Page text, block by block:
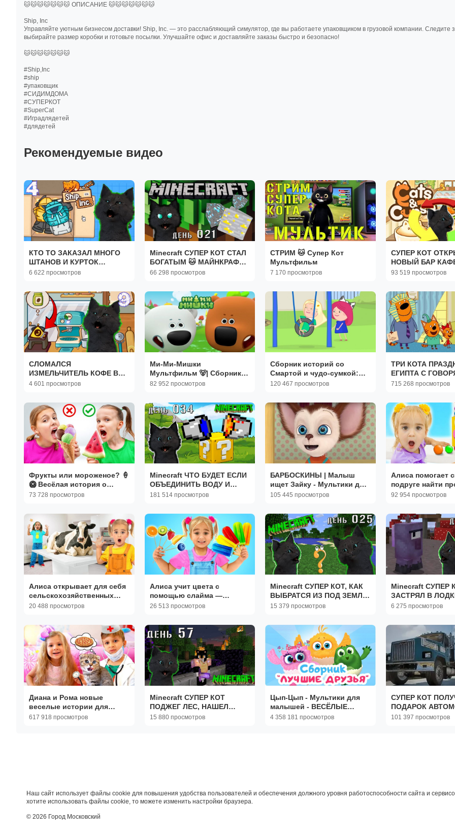
🐱🐱🐱🐱🐱🐱🐱 ОПИСАНИЕ 🐱🐱🐱🐱🐱🐱🐱
Ship, Inc
Управляйте уютным бизнесом доставки! Ship, Inc. — это расслабляющий симулятор, где вы работаете упаковщиком в грузовой компании. Следите
выбирайте размер коробки и готовьте посылки. Улучшайте офис и доставляйте заказы быстро и безопасно!
🐱🐱🐱🐱🐱🐱🐱
#Ship,Inc
#ship
#упаковщик
#СИДИМДОМА
#СУПЕРКОТ
#SuperCat
#Иградлядетей
#длядетей
Рекомендуемые видео
КТО ТО ЗАКАЗАЛ МНОГО
ШТАНОВ И КУРТОК
БИЗНЕС ПО ДОСТАВКЕ
Ship, Inc
6 622 просмотров
Minecraft СУПЕР КОТ СТАЛ
БОГАТЫМ 🐱 МАЙНКРАФТ
🐱 ВЫЖИВАНИЕ 100 ДЕНЬ
66 298 просмотров
СТРИМ 🐱 Супер Кот
Мультфильм
7 170 просмотров
СУПЕР КОТ
НОВЫЙ БАР
ДЛЯ КОТОВ С
93 519 просмотров
СЛОМАЛСЯ
ИЗМЕЛЬЧИТЕЛЬ КОФЕ В
КАФЕ ТОЛЬКО ДЛЯ КОТОВ
4 601 просмотров
Ми-Ми-Мишки
Мультфильм 🐻| Сборник
серий подряд | Сборник
82 952 просмотров
Сборник историй со
Смартой и чудо-сумкой:
чиним качели и
120 467 просмотров
ТРИ КОТА
ЕГИПТА С
СУПЕР КОТОМ (
715 268 просмотров
Фрукты или мороженое? 🍦
🥝 Весёлая история о
здоровом питании
73 728 просмотров
Minecraft ЧТО БУДЕТ ЕСЛИ
ОБЪЕДИНИТЬ ВОДУ И
ЛАВУ 🐱 СУПЕР КОТ
181 514 просмотров
БАРБОСКИНЫ | Малыш
ищет Зайку - Мультики для
детей Барбоскины |
105 445 просмотров
Алиса помогает
подруге найти
конфеты из
92 954 просмотров
Алиса открывает для себя
сельскохозяйственных
животных и их звуки
20 488 просмотров
Алиса учит цвета с
помощью слайма —
Детские истории
26 513 просмотров
Minecraft СУПЕР КОТ, КАК
ВЫБРАТСЯ ИЗ ПОД ЗЕМЛИ
В ОЗЕРЕ 🐱 МАЙНКРАФТ 🐱
15 379 просмотров
Minecraft СУПЕР
ЗАСТРЯЛ В
НАШЕЛ ОСТРОВ
6 275 просмотров
Диана и Рома новые
веселые истории для
детей
617 918 просмотров
Minecraft СУПЕР КОТ
ПОДЖЕГ ЛЕС, НАШЕЛ
ЗОЛОТОЙ МЕЧ И
15 880 просмотров
Цып-Цып - Мультики для
малышей - ВЕСЁЛЫЕ
ДРУЗЬЯ - Все серии
4 358 181 просмотров
СУПЕР КОТ
ПОДАРОК
СТАЛ ВОДИТЕЛЕМ
101 397 просмотров
Наш сайт использует файлы cookie для повышения удобства пользователей и обеспечения должного уровня работоспособности сайта и
хотите использовать файлы cookie, то можете изменить настройки браузера.
© 2026 Город Московский